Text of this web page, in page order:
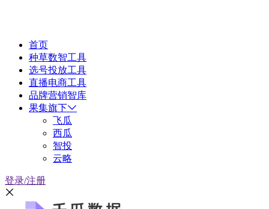
首页
种草数智工具
选号投放工具
直播电商工具
品牌营销智库
果集旗下
飞瓜
西瓜
智投
云略
登录/注册